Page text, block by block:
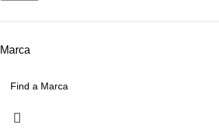
Marca